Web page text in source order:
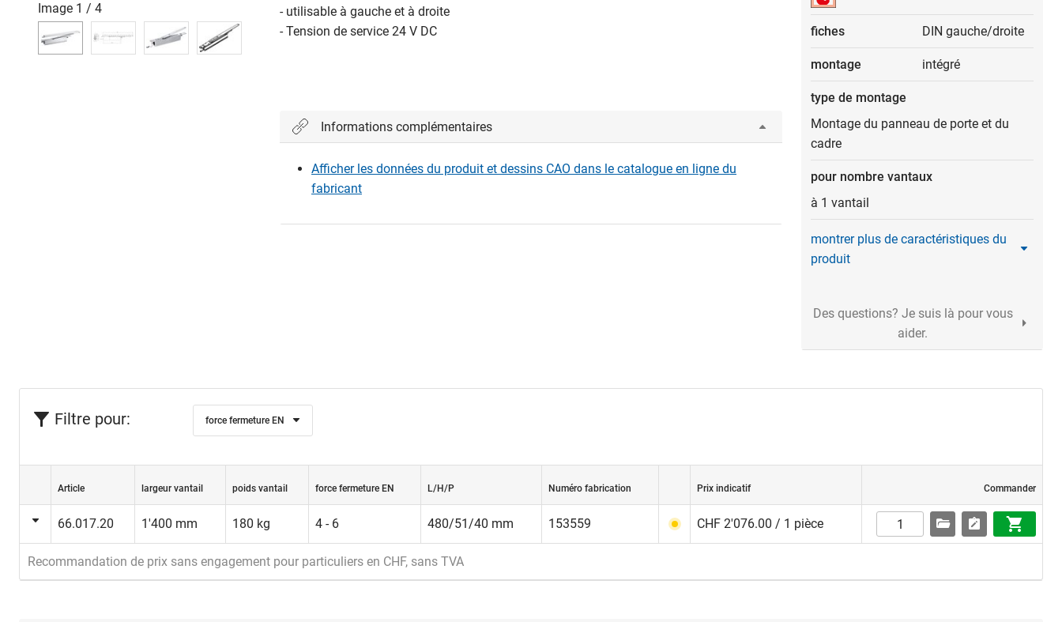
Image 1 / 4
- utilisable à gauche et à droite
- Tension de service 24 V DC
Informations complémentaires
Afficher les données du produit et dessins CAO dans le catalogue en ligne du
fabricant
fiches DIN gauche/droite
montage intégré
type de montage
Montage du panneau de porte et du
cadre
pour nombre vantaux
à 1 vantail
montrer plus de caractéristiques du
produit
Des questions? Je suis là pour vous
aider.
Filtre pour: force fermeture EN
Article largeur vantail poids vantail force fermeture EN L/H/P Numéro fabrication Prix indicatif Commander
66.017.20 1'400 mm 180 kg 4 - 6 480/51/40 mm 153559 CHF 2'076.00 / 1 pièce
Recommandation de prix sans engagement pour particuliers en CHF, sans TVA